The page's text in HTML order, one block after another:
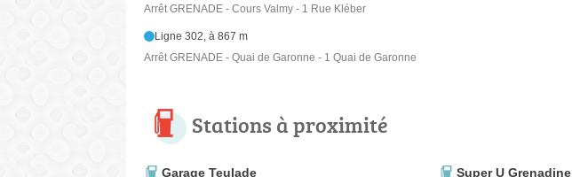
Arrêt GRENADE - Cours Valmy - 1 Rue Kléber
Ligne 302, à 867 m
Arrêt GRENADE - Quai de Garonne - 1 Quai de Garonne
Stations à proximité
Garage Teulade Super U Grenadine